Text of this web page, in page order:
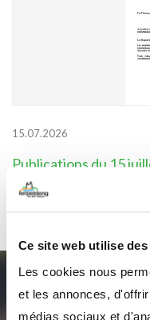
Ce site web utilise
Les cookies nous
et les annonces,
médias sociaux et
15.07.2026
Publications du 15
Abonnez-